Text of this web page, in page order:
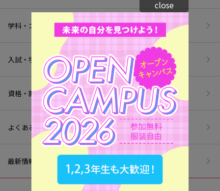
学科・コース紹介
入試・学費
資格・就職
よくあるご質問
最新情報
close